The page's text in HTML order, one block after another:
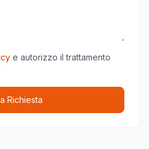
e autorizzo il trattamento
Richiesta